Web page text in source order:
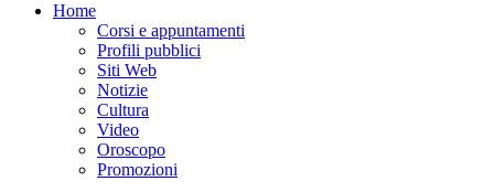
Home
Corsi e appuntamenti
Profili pubblici
Siti Web
Notizie
Cultura
Video
Oroscopo
Promozioni